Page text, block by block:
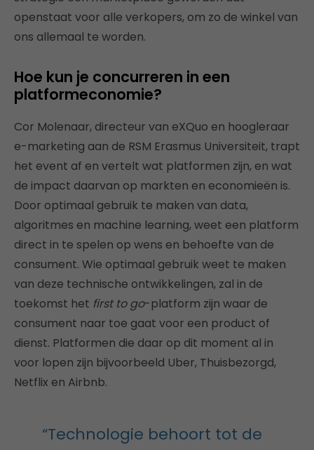
openstaat voor alle verkopers, om zo de winkel van
ons allemaal te worden.
Hoe kun je concurreren in een
platformeconomie?
Cor Molenaar, directeur van eXQuo en hoogleraar
e-marketing aan de RSM Erasmus Universiteit, trapt
het event af en vertelt wat platformen zijn, en wat
de impact daarvan op markten en economieën is.
Door optimaal gebruik te maken van data,
algoritmes en machine learning, weet een platform
direct in te spelen op wens en behoefte van de
consument. Wie optimaal gebruik weet te maken
van deze technische ontwikkelingen, zal in de
toekomst het first to go-platform zijn waar de
consument naar toe gaat voor een product of
dienst. Platformen die daar op dit moment al in
voor lopen zijn bijvoorbeeld Uber, Thuisbezorgd,
Netflix en Airbnb.
“Technologie behoort tot de